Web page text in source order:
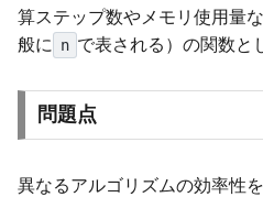
算ステップ数やメモリ使用量
般に
n で表される）の関数と
問題点
異なるアルゴリズムの効率性